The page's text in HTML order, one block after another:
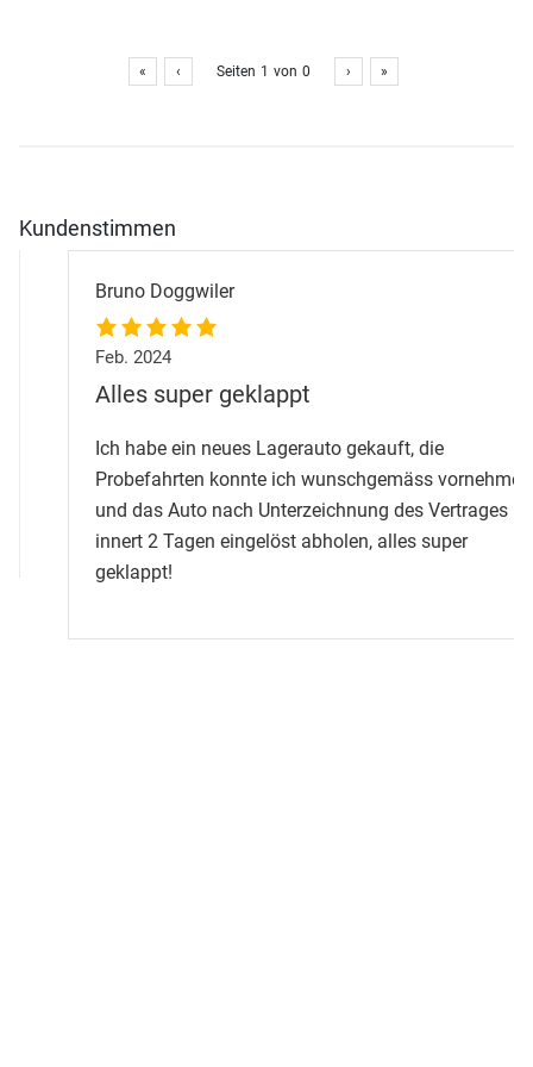
« ‹ Seiten 1 von 0 › »
Kundenstimmen
Bruno Doggwiler
Feb. 2024
Alles super geklappt
Ich habe ein neues Lagerauto gekauft, die
Probefahrten konnte ich wunschgemäss vornehmen
und das Auto nach Unterzeichnung des Vertrages
innert 2 Tagen eingelöst abholen, alles super
geklappt!